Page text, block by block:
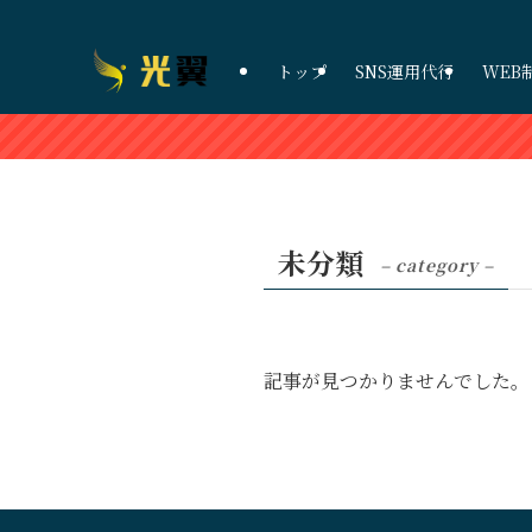
トップ SNS運用代行 WEB
未分類 – category –
記事が見つかりませんでした。